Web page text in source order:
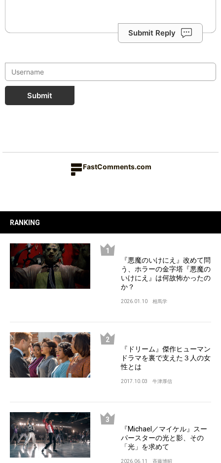
Submit Reply
Submit
FastComments.com
RANKING
『悪魔のいけにえ』改めて問
う、ホラーの金字塔『悪魔の
いけにえ』は何故怖かったの
か？
2026.01.10 相馬学
『ドリーム』傑作ヒューマン
ドラマを裏で支えた３人の女
性とは
2017.10.03 牛津厚信
『Michael／マイケル』スー
パースターの光と影、その
「光」を求めて
2026.06.11 斉藤博昭